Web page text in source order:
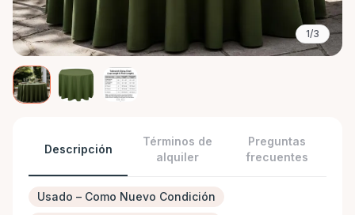
1/3
Descripción
Términos de
alquiler
Preguntas
frecuentes
Usado – Como Nuevo Condición